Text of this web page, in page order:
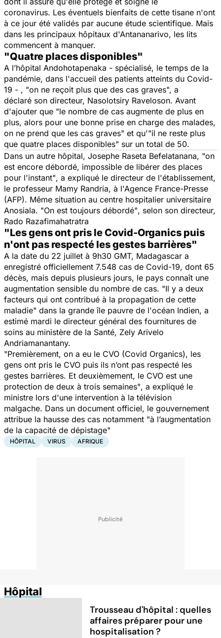
coronavirus. Les éventuels bienfaits de cette tisane n'ont
à ce jour été validés par aucune étude scientifique. Mais
dans les principaux hôpitaux d'Antananarivo, les lits
commencent à manquer.
"Quatre places disponibles"
A l’hôpital Andohotapenaka - spécialisé, le temps de la
pandémie, dans l'accueil des patients atteints du Covid-
19 - , "on ne reçoit plus que des cas graves", a
déclaré son directeur, Nasolotsiry Raveloson. Avant
d'ajouter que "le nombre de cas augmente de plus en
plus, alors pour une bonne prise en charge des malades,
on ne prend que les cas graves" et qu'"il ne reste plus
que quatre places disponibles" sur un total de 50.
Dans un autre hôpital, Josephe Raseta Befelatanana, "on
est encore débordé, impossible de libérer des places
pour l'instant", a expliqué le directeur de l'établissement,
le professeur Mamy Randria, à l'Agence France-Presse
(AFP). Même situation au centre hospitalier universitaire
Anosiala. "On est toujours débordé", selon son directeur,
Rado Razafimahatratra
"Les gens ont pris le Covid-Organics puis
n'ont pas respecté les gestes barrières"
A la date du 22 juillet à 9h30 GMT, Madagascar a
enregistré officiellement 7.548 cas de Covid-19, dont 65
décès, mais depuis plusieurs jours, le pays connaît une
augmentation sensible du nombre de cas. "Il y a deux
facteurs qui ont contribué à la propagation de cette
maladie" dans la grande île pauvre de l'océan Indien, a
estimé mardi le directeur général des fournitures de
soins au ministère de la Santé, Zely Arivelo
Andriamanantany.
"Premièrement, on a eu le CVO (Covid Organics), les
gens ont pris le CVO puis ils n’ont pas respecté les
gestes barrières. Et deuxièmement, le CVO est une
protection de deux à trois semaines", a expliqué le
ministre lors d'une intervention à la télévision
malgache. Dans un document officiel, le gouvernement
attribue la hausse des cas notamment "à l’augmentation
de la capacité de dépistage"
HÔPITAL VIRUS AFRIQUE
Hôpital
Trousseau d'hôpital : quelles
affaires préparer pour une
hospitalisation ?